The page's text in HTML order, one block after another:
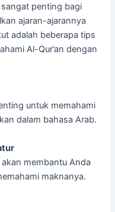
sangat penting bagi
ajaran-ajarannya
adalah beberapa tips
Al-Qur’an dengan
untuk memahami
dalam bahasa Arab.
akan membantu Anda
maknanya.